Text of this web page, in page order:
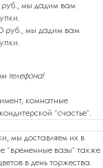
руб., мы дадим вам
руб., мы дадим вам
телефона!
комнатные
“счастье”.
мы доставляем их в
“временные вазы” также
в день торжества.